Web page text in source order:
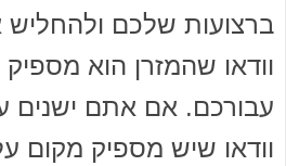
ברצועות שלכם ולהחליש
וודאו שהמזרן הוא מספיק
עבורכם. אם אתם ישנים
וודאו שיש מספיק מקום